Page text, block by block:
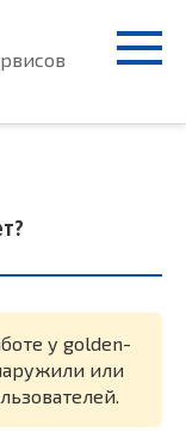
у golden-
или